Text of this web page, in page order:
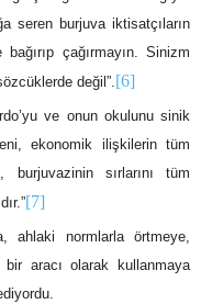
seren burjuva iktisatçıların
çağırmayın. Sinizm
değil”. [6]
ve onun okulunu sinik
ekonomik ilişkilerin tüm
burjuvazinin sırlarını tüm
[7]
ahlaki normlarla örtmeye,
bir aracı olarak kullanmaya